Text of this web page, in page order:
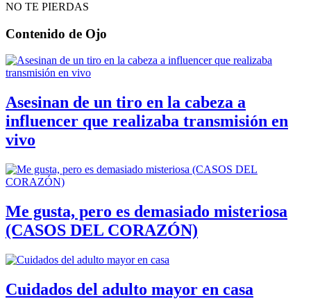
NO TE PIERDAS
Contenido de Ojo
Asesinan de un tiro en la cabeza a
influencer que realizaba transmisión en
vivo
Me gusta, pero es demasiado misteriosa
(CASOS DEL CORAZÓN)
Cuidados del adulto mayor en casa